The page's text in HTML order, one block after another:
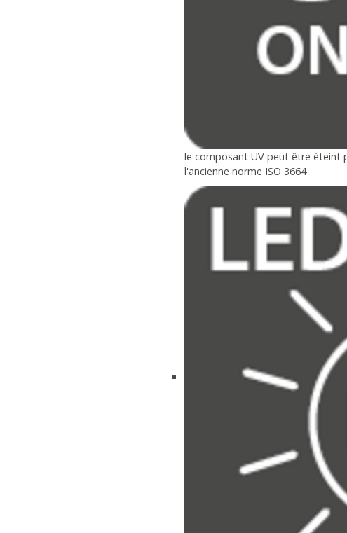
le composant UV peut être éteint
l'ancienne norme ISO 3664